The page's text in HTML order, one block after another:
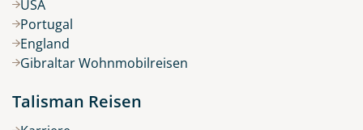
USA
Portugal
England
Gibraltar Wohnmobilreisen
Talisman Reisen